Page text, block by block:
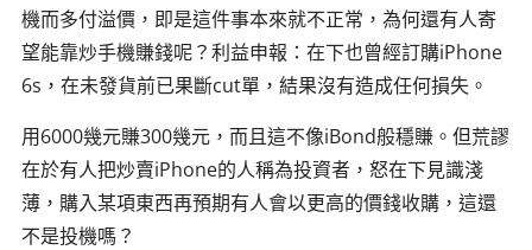
機而多付溢價，即是這件事本來就不正常，為何還有人寄
望能靠炒手機賺錢呢？利益申報：在下也曾經訂購iPhone
6s，在未發貨前已果斷cut單，結果沒有造成任何損失。
用6000幾元賺300幾元，而且這不像iBond般穩賺。但荒謬
在於有人把炒賣iPhone的人稱為投資者，怒在下見識淺
薄，購入某項東西再預期有人會以更高的價錢收購，這還
不是投機嗎？